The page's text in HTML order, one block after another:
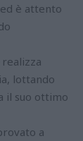
ed è attento
realizza
lottando
il suo ottimo
a